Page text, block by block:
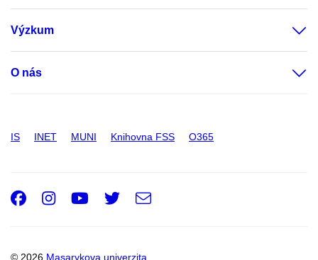
Výzkum
O nás
IS INET MUNI Knihovna FSS O365
© 2026 Masarykova univerzita
Facebook
Instagram
Youtube
Twitter
e-